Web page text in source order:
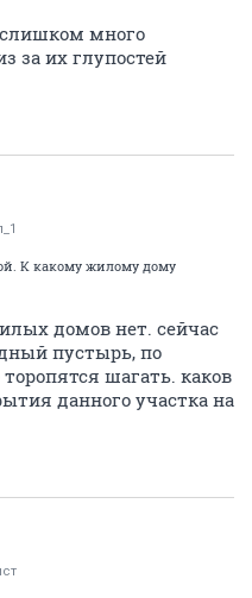
много
за их глупостей
К какому жилому дому
домов нет. сейчас
пустырь, по
шагать. каков
данного участка на